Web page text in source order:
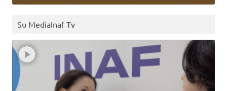
Su MediaInaf Tv